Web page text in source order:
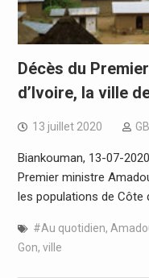
Décès du
d’Ivoire, la ville
13 juillet 2020
Biankouman, 13-07-
Premier ministre
les populations de Côte
#Au quotidien,
Gon, ville